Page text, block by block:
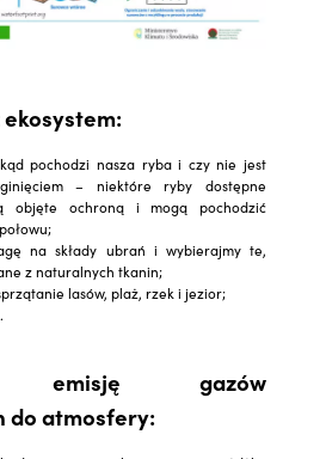
pochodzi nasza ryba i czy nie jest
– niektóre ryby dostępne
objęte ochroną i mogą pochodzić
na składy ubrań i wybierajmy te,
z naturalnych tkanin;
lasów, plaż, rzek i jezior;
emisję gazów
do atmosfery: